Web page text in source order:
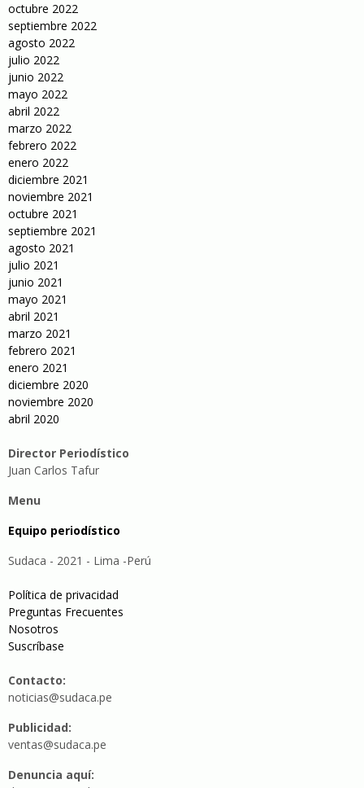
octubre 2022
septiembre 2022
agosto 2022
julio 2022
junio 2022
mayo 2022
abril 2022
marzo 2022
febrero 2022
enero 2022
diciembre 2021
noviembre 2021
octubre 2021
septiembre 2021
agosto 2021
julio 2021
junio 2021
mayo 2021
abril 2021
marzo 2021
febrero 2021
enero 2021
diciembre 2020
noviembre 2020
abril 2020
Director Periodístico
Juan Carlos Tafur
Menu
Equipo periodístico
Sudaca - 2021 - Lima -Perú
Política de privacidad
Preguntas Frecuentes
Nosotros
Suscríbase
Contacto:
noticias@sudaca.pe
Publicidad:
ventas@sudaca.pe
Denuncia aquí: